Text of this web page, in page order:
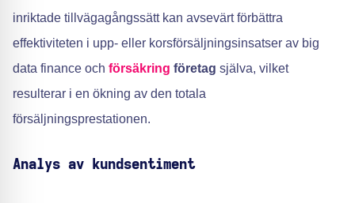
inriktade tillvägagångssätt kan avsevärt förbättra
effektiviteten i upp- eller korsförsäljningsinsatser av big
data finance och försäkring företag själva, vilket
resulterar i en ökning av den totala
försäljningsprestationen.
Analys av kundsentiment